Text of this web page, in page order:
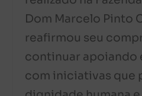
Dom Marcelo Pinto
reafirmou seu
continuar apoiando
com iniciativas que